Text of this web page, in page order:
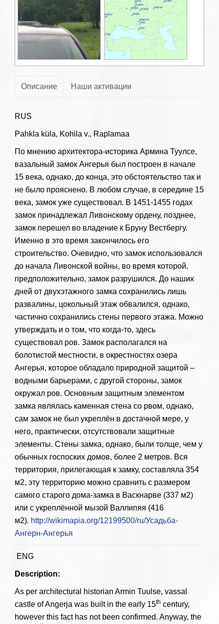
Описание Наши активации
RUS
Pahkla küla, Kohila v., Raplamaa
По мнению архитектора-историка Армина Туулсе,
вазальный замок Ангерья был построен в начале
15 века, однако, до конца, это обстоятельство так и
не было прояснено. В любом случае, в середине 15
века, замок уже существовал. В 1451-1455 годах
замок принадлежал Ливонскому ордену, позднее,
замок перешел во владение к Бруну Вестбергу.
Именно в это время закончилось его
строительство. Очевидно, что замок использовался
до начала Ливонской войны, во время которой,
предположительно, замок разрушился. До наших
дней от двухэтажного замка сохранились лишь
развалины, цокольный этаж обвалился, однако,
частично сохранились стены первого этажа. Можно
утверждать и о том, что когда-то, здесь
существовал ров. Замок располагался на
болотистой местности, в окрестностях озера
Ангерья, которое обладало природной защитой –
водными барьерами, с другой стороны, замок
окружал ров. Основным защитным элементом
замка являлась каменная стена со рвом, однако,
сам замок не был укреплён в достачной мере, у
него, практически, отсутствовали защитные
элементы. Стены замка, однако, были толще, чем у
обычных госпоских домов, более 2 метров. Вся
территория, прилегающая к замку, составляла 354
м2, эту территорию можно сравнить с размером
самого старого дома-замка в Васкнарве (337 м2)
или с укреплённой мызой Валлипяя (416
м2). http://wikimapia.org/12199500/ru/Усадьба-
Ангерн-Ангерья
ENG
Description:
As per architectural historian Armin Tuulse, vassal
castle of Angerja was built in the early 15th century,
however this fact has not been confirmed. Anyway, the